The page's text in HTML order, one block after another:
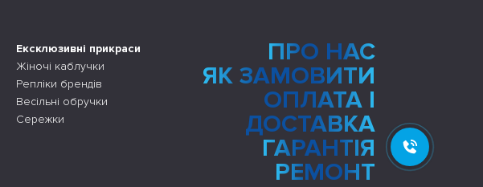
Ексклюзивні прикраси
Жіночі каблучки
Репліки брендів
Весільні обручки
Сережки
ПРО НАС
ЯК ЗАМОВИТИ
ОПЛАТА І
ДОСТАВКА
ГАРАНТІЯ
РЕМОНТ